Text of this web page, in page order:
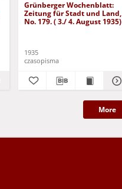
Grünberger Wochenblatt:
Zeitung für Stadt und Land,
No. 179. ( 3./ 4. August 1935)
1935
czasopisma
More